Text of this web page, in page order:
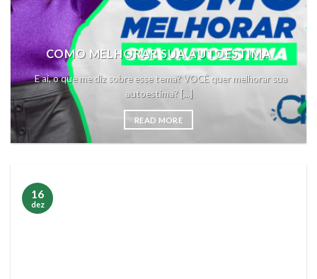
COMO MELHORAR SUA AUTOESTIMA
E aí, o que me diz sobre esse tema? VOCÊ quer melhorar sua
autoestima? [...]
READ MORE
16
dez